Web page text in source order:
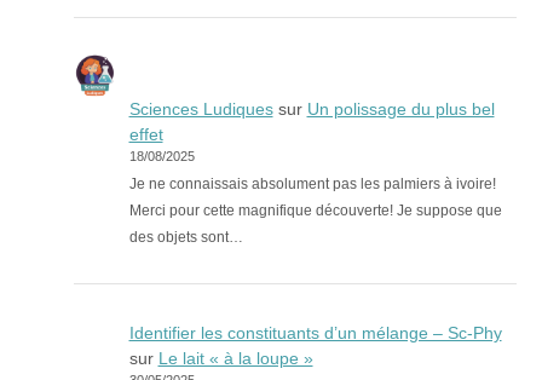
Sciences Ludiquessur Un polissage du plus bel
effet
18/08/2025
Je ne connaissais absolument pas les palmiers à ivoire!
Merci pour cette magnifique découverte! Je suppose que
des objets sont…
Identifier les constituants d’un mélange – Sc-Phy
sur Le lait « à la loupe »